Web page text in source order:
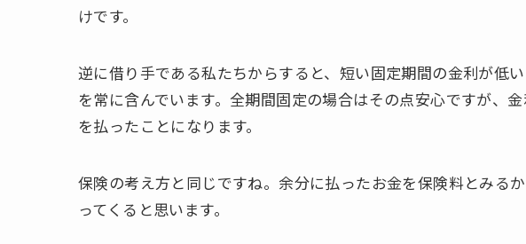
けです。
逆に借り手である私たちからすると、短い固定期間の金利が低
を常に含んでいます。全期間固定の場合はその点安心ですが、
を払ったことになります。
保険の考え方と同じですね。余分に払ったお金を保険料とみる
ってくると思います。